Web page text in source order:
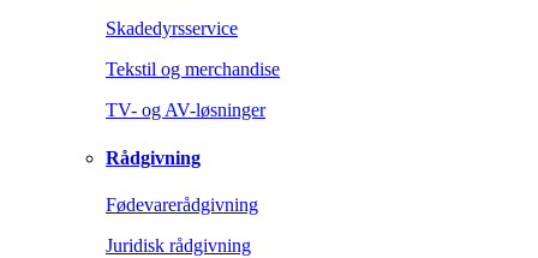
Skadedyrsservice
Tekstil og merchandise
TV- og AV-løsninger
Rådgivning
Fødevarerådgivning
Juridisk rådgivning